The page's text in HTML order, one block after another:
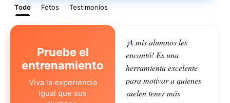
Todo Fotos Testimonios
Pruebe el
entrenamiento
Viva la experiencia
igual que sus
¡A mis alumnos les
encantó! Es una
herramienta excelente
para motivar a quienes
suelen tener más